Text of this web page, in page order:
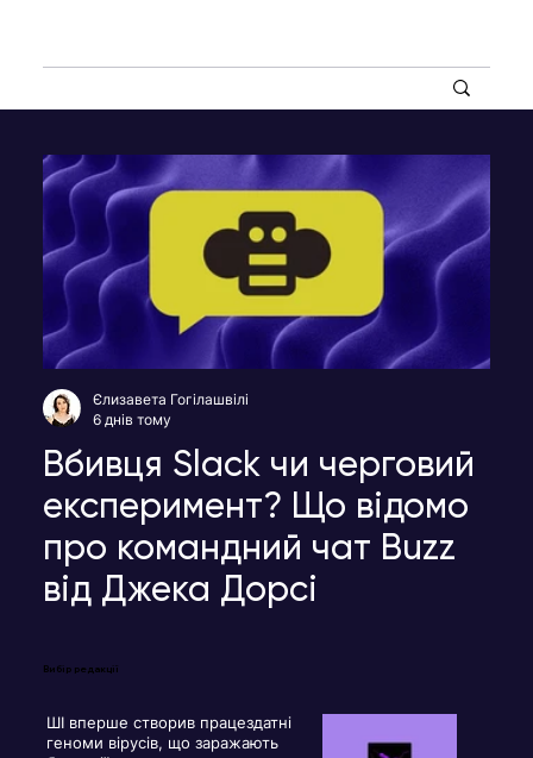
Вбивця Slack чи черговий
експеримент? Що відомо
про командний чат Buzz
від Джека Дорсі
Єлизавета Гогілашвілі
6 днів тому
Вибір редакції
ШІ вперше створив працездатні
геноми вірусів, що заражають